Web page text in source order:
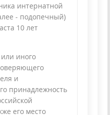
интернатной
- подопечный)
10 лет
иного
и
принадлежность
его место